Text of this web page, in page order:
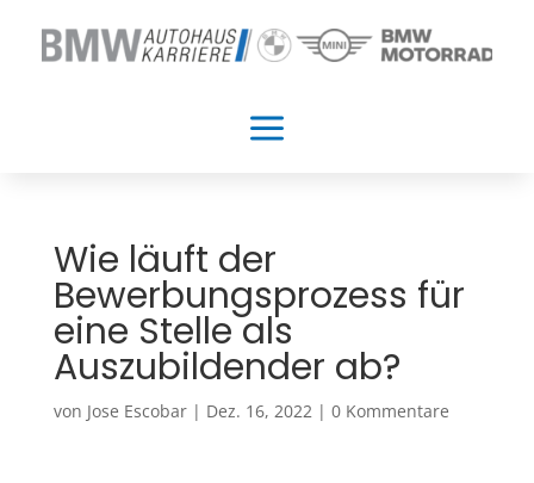
a
Wie läuft der
Bewerbungsprozess für
eine Stelle als
Auszubildender ab?
von Jose Escobar| Dez. 16, 2022| 0 Kommentare